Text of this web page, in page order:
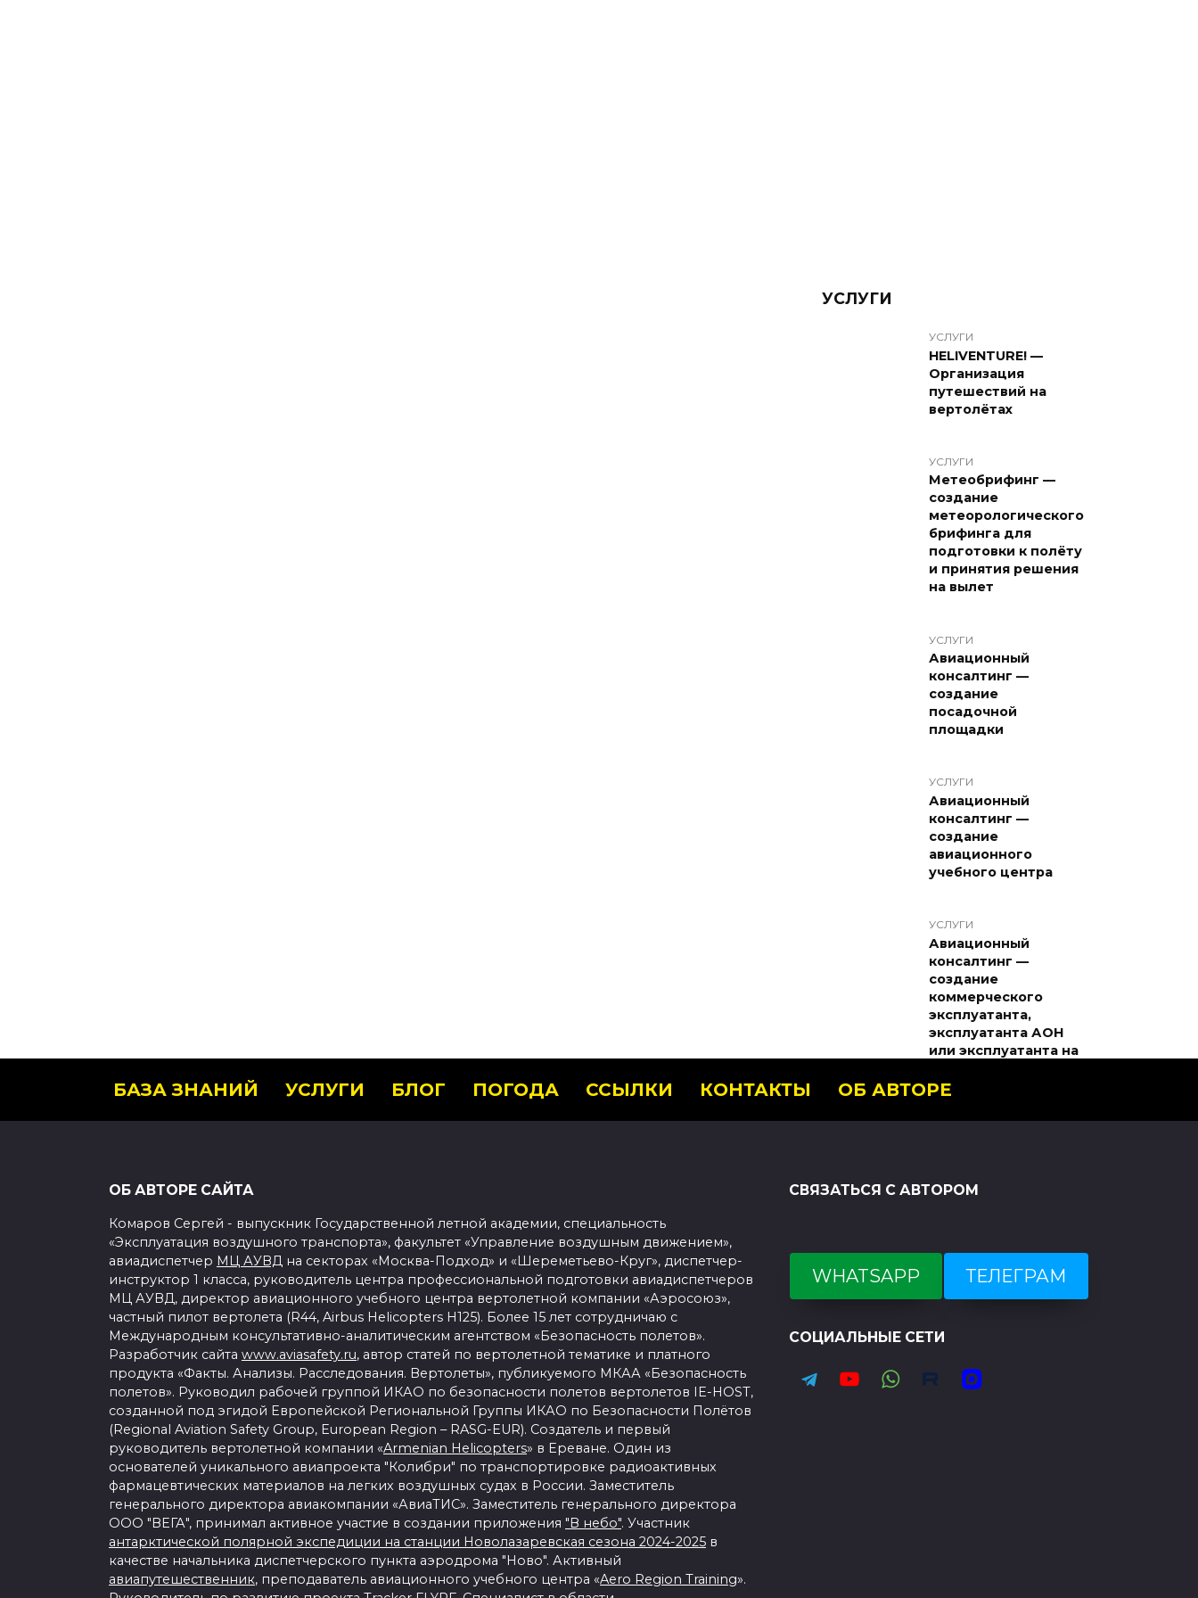
УСЛУГИ
УСЛУГИ
HELIVENTURE! —
Организация
путешествий на
вертолётах
УСЛУГИ
Метеобрифинг —
создание
метеорологического
брифинга для
подготовки к полёту
и принятия решения
на вылет
УСЛУГИ
Авиационный
консалтинг —
создание
посадочной
площадки
УСЛУГИ
Авиационный
консалтинг —
создание
авиационного
учебного центра
УСЛУГИ
Авиационный
консалтинг —
создание
коммерческого
эксплуатанта,
эксплуатанта АОН
или эксплуатанта на
работ
подготовка частных
Подготовка
аэронавигационных
аэродромов и
площадок
БАЗА ЗНАНИЙ УСЛУГИ БЛОГ ПОГОДА ССЫЛКИ КОНТАКТЫ ОБ АВТОРЕ
ОБ АВТОРЕ САЙТА
Комаров Сергей - выпускник Государственной летной академии, специальность
«Эксплуатация воздушного транспорта», факультет «Управление воздушным движением»,
авиадиспетчер МЦ АУВД на секторах «Москва-Подход» и «Шереметьево-Круг», диспетчер-
инструктор 1 класса, руководитель центра профессиональной подготовки авиадиспетчеров
МЦ АУВД, директор авиационного учебного центра вертолетной компании «Аэросоюз»,
частный пилот вертолета (R44, Airbus Helicopters H125). Более 15 лет сотрудничаю с
Международным консультативно-аналитическим агентством «Безопасность полетов».
Разработчик сайта www.aviasafety.ru, автор статей по вертолетной тематике и платного
продукта «Факты. Анализы. Расследования. Вертолеты», публикуемого МКАА «Безопасность
полетов». Руководил рабочей группой ИКАО по безопасности полетов вертолетов IE-HOST,
созданной под эгидой Европейской Региональной Группы ИКАО по Безопасности Полётов
(Regional Aviation Safety Group, European Region – RASG-EUR). Создатель и первый
руководитель вертолетной компании «Armenian Helicopters» в Ереване. Один из
основателей уникального авиапроекта "Колибри" по транспортировке радиоактивных
фармацевтических материалов на легких воздушных судах в России. Заместитель
генерального директора авиакомпании «АвиаТИС». Заместитель генерального директора
ООО "ВЕГА", принимал активное участие в создании приложения "В небо". Участник
антарктической полярной экспедиции на станции Новолазаревская сезона 2024-2025 в
качестве начальника диспетчерского пункта аэродрома "Ново". Активный
авиапутешественник, преподаватель авиационного учебного центра «Aero Region Training».
СВЯЗАТЬСЯ С АВТОРОМ
WHATSAPP ТЕЛЕГРАМ
СОЦИАЛЬНЫЕ СЕТИ